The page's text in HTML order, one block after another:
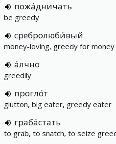
пожа́дничать
be greedy
сребролюби́вый
money-loving, greedy for money
а́лчно
greedily
прогло́т
glutton, big eater, greedy eater
граба́стать
to grab, to snatch, to seize